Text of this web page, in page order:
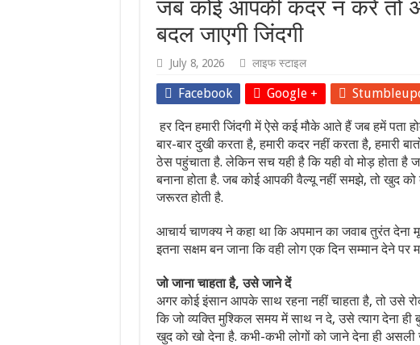
जब कोई आपकी कदर न करे तो
बदल जाएगी जिंदगी
July 8, 2026 लाइफ स्टाइल
Facebook Google +
हर दिन हमारी जिंदगी में ऐसे कई मौके आते हैं जब हमें पता
बार-बार दुखी करता है, हमारी कदर नहीं करता है, हमारी
ठेस पहुंचाता है. लेकिन सच यही है कि यही वो मोड़ होता
बनाना होता है. जब कोई आपकी वैल्यू नहीं समझे, तो खुद
जरूरत होती है.
आचार्य चाणक्य ने कहा था कि अपमान का जवाब तुरंत देना
इतना सक्षम बन जाना कि वही लोग एक दिन सम्मान देने पर
जो जाना चाहता है, उसे जाने दें
अगर कोई इंसान आपके साथ रहना नहीं चाहता है, तो उसे
कि जो व्यक्ति मुश्किल समय में साथ न दे, उसे त्याग देना ही
खुद को खो देना है. कभी-कभी लोगों को जाने देना ही असली